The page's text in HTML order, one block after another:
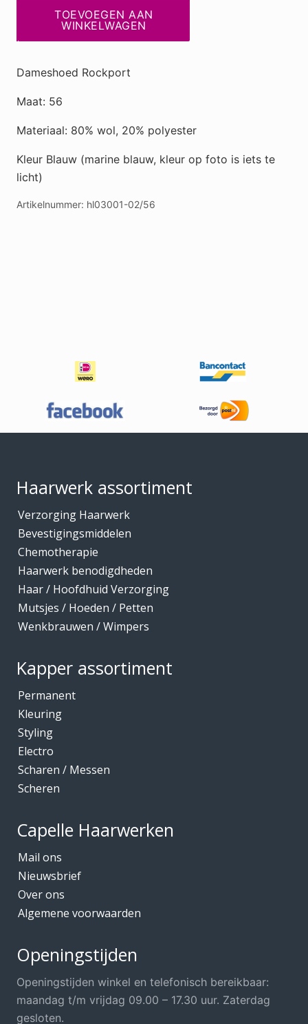
Dameshoed
Rockport
Blauw
56
WINTER
TOEVOEGEN AAN
WINKELWAGEN
Dameshoed Rockport
Maat: 56
Materiaal: 80% wol, 20% polyester
Kleur Blauw (marine blauw, kleur op foto is iets te
licht)
Artikelnummer: hl03001-02/56
Haarwerk assortiment
Verzorging Haarwerk
Bevestigingsmiddelen
Chemotherapie
Haarwerk benodigdheden
Haar / Hoofdhuid Verzorging
Mutsjes / Hoeden / Petten
Wenkbrauwen / Wimpers
Kapper assortiment
Permanent
Kleuring
Styling
Electro
Scharen / Messen
Scheren
Capelle Haarwerken
Mail ons
Nieuwsbrief
Over ons
Algemene voorwaarden
Openingstijden
Openingstijden winkel en telefonisch bereikbaar:
maandag t/m vrijdag 09.00 – 17.30 uur. Zaterdag
gesloten.